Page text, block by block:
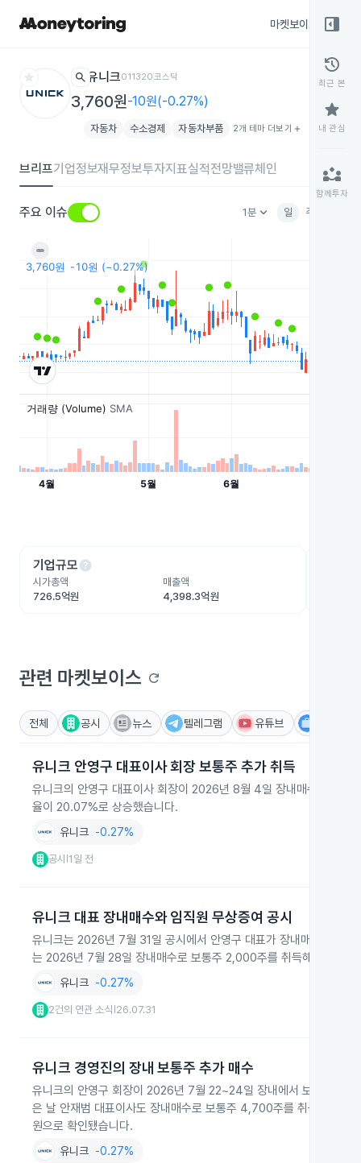
마켓보이스
star search 유니크011320코스닥
3,760원-10원(-0.27%)
자동차 수소경제 자동차부품 2개 테마 더보기 add
브리프기업정보재무정보투자지표실적전망밸류체인
주요 이슈 1분keyboard_arrow_down 일 주
기업규모help
시가총액
726.5억원
매출액
4,398.3억원
관련 마켓보이스 refresh
전체 공시 뉴스 텔레그램 유튜브
유니크 안영구 대표이사 회장 보통주 추가 취득
유니크의 안영구 대표이사 회장이 2026년 8월 4일 장내매수를 통
율이 20.07%로 상승했습니다.
유니크 -0.27%
공시 |1일 전
유니크 대표 장내매수와 임직원 무상증여 공시
유니크는 2026년 7월 31일 공시에서 안영구 대표가 장내매수로 보
는 2026년 7월 28일 장내매수로 보통주 2,000주를 취득해 보유주
유니크 -0.27%
2건의 연관 소식 26.07.31
유니크 경영진의 장내 보통주 추가 매수
유니크의 안영구 회장이 2026년 7월 22~24일 장내에서 보통주
은 날 안재범 대표이사도 장내매수로 보통주 4,700주를 취득해 보
원으로 확인됐습니다.
유니크 -0.27%
right_panel_open
history
최근 본
star
내 관심
partner_exchange
함께투자